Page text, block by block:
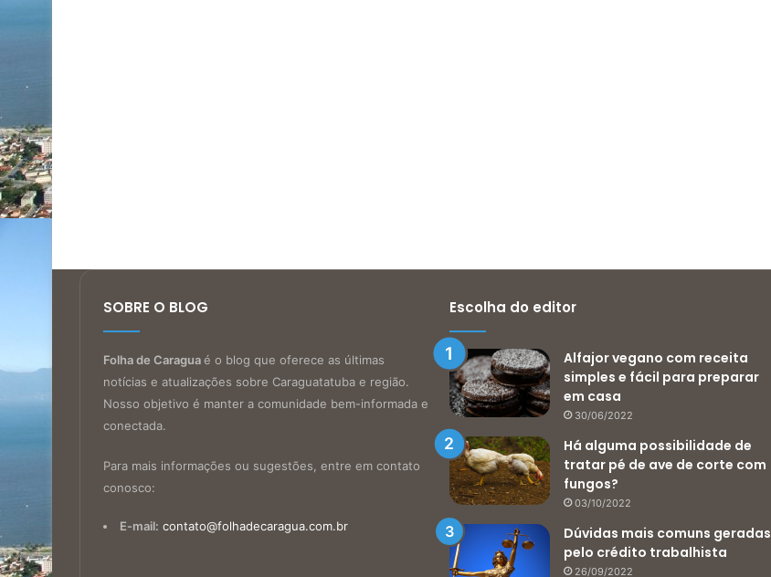
SOBRE O BLOG
Folha de Caraguaé o blog que oferece as últimas
notícias e atualizações sobre Caraguatatuba e região.
Nosso objetivo é manter a comunidade bem-informada e
conectada.
Para mais informações ou sugestões, entre em contato
conosco:
E-mail: contato@folhadecaragua.com.br
Escolha do editor
Alfajor vegano com receita
simples e fácil para preparar
em casa
30/06/2022
Há alguma possibilidade de
tratar pé de ave de corte com
fungos?
03/10/2022
Dúvidas mais comuns geradas
pelo crédito trabalhista
26/09/2022